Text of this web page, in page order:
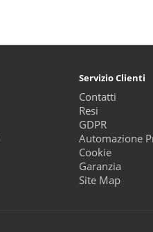
Servizio Clienti
Contatti
Resi
GDPR
Automazione
Cookie
Garanzia
Site Map